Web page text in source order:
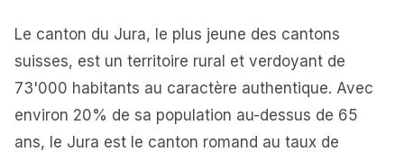
Le canton du Jura, le plus jeune des cantons
suisses, est un territoire rural et verdoyant de
73'000 habitants au caractère authentique. Avec
environ 20% de sa population au-dessus de 65
ans, le Jura est le canton romand au taux de